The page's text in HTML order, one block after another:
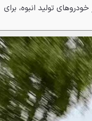
تولید انبوه، برای